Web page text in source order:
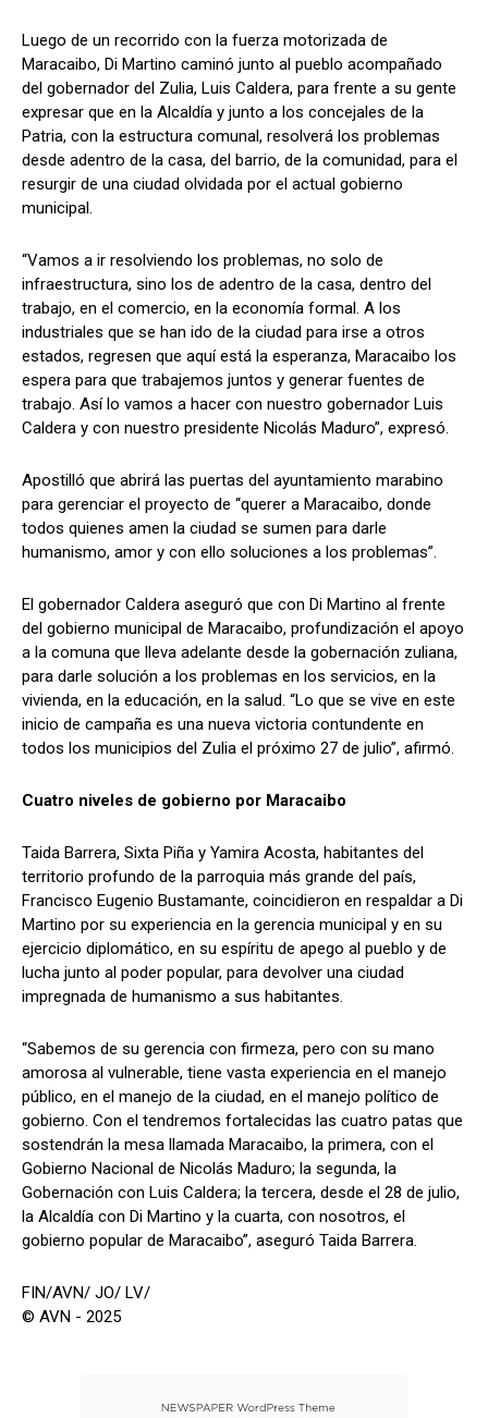
Luego de un recorrido con la fuerza motorizada de
Maracaibo, Di Martino caminó junto al pueblo acompañado
del gobernador del Zulia, Luis Caldera, para frente a su gente
expresar que en la Alcaldía y junto a los concejales de la
Patria, con la estructura comunal, resolverá los problemas
desde adentro de la casa, del barrio, de la comunidad, para el
resurgir de una ciudad olvidada por el actual gobierno
municipal.
“Vamos a ir resolviendo los problemas, no solo de
infraestructura, sino los de adentro de la casa, dentro del
trabajo, en el comercio, en la economía formal. A los
industriales que se han ido de la ciudad para irse a otros
estados, regresen que aquí está la esperanza, Maracaibo los
espera para que trabajemos juntos y generar fuentes de
trabajo. Así lo vamos a hacer con nuestro gobernador Luis
Caldera y con nuestro presidente Nicolás Maduro”, expresó.
Apostilló que abrirá las puertas del ayuntamiento marabino
para gerenciar el proyecto de “querer a Maracaibo, donde
todos quienes amen la ciudad se sumen para darle
humanismo, amor y con ello soluciones a los problemas”.
El gobernador Caldera aseguró que con Di Martino al frente
del gobierno municipal de Maracaibo, profundización el apoyo
a la comuna que lleva adelante desde la gobernación zuliana,
para darle solución a los problemas en los servicios, en la
vivienda, en la educación, en la salud. “Lo que se vive en este
inicio de campaña es una nueva victoria contundente en
todos los municipios del Zulia el próximo 27 de julio”, afirmó.
Cuatro niveles de gobierno por Maracaibo
Taida Barrera, Sixta Piña y Yamira Acosta, habitantes del
territorio profundo de la parroquia más grande del país,
Francisco Eugenio Bustamante, coincidieron en respaldar a Di
Martino por su experiencia en la gerencia municipal y en su
ejercicio diplomático, en su espíritu de apego al pueblo y de
lucha junto al poder popular, para devolver una ciudad
impregnada de humanismo a sus habitantes.
“Sabemos de su gerencia con firmeza, pero con su mano
amorosa al vulnerable, tiene vasta experiencia en el manejo
público, en el manejo de la ciudad, en el manejo político de
gobierno. Con el tendremos fortalecidas las cuatro patas que
sostendrán la mesa llamada Maracaibo, la primera, con el
Gobierno Nacional de Nicolás Maduro; la segunda, la
Gobernación con Luis Caldera; la tercera, desde el 28 de julio,
la Alcaldía con Di Martino y la cuarta, con nosotros, el
gobierno popular de Maracaibo”, aseguró Taida Barrera.
FIN/AVN/ JO/ LV/
© AVN - 2025